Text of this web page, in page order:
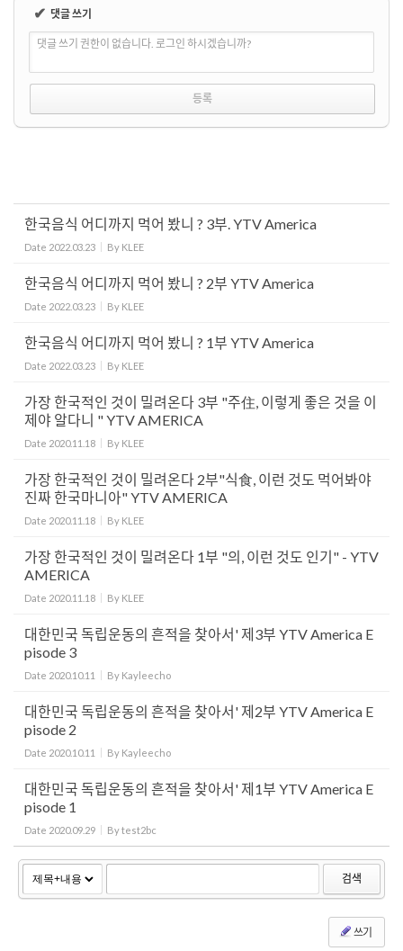
✔ 댓글 쓰기
댓글 쓰기 권한이 없습니다. 로그인 하시겠습니까?
한국음식 어디까지 먹어 봤니 ? 3부. YTV America
Date 2022.03.23 By KLEE
한국음식 어디까지 먹어 봤니 ? 2부 YTV America
Date 2022.03.23 By KLEE
한국음식 어디까지 먹어 봤니 ? 1부 YTV America
Date 2022.03.23 By KLEE
가장 한국적인 것이 밀려온다 3부 "주住, 이렇게 좋은 것을 이
제야 알다니 " YTV AMERICA
Date 2020.11.18 By KLEE
가장 한국적인 것이 밀려온다 2부"식食, 이런 것도 먹어봐야
진짜 한국마니아" YTV AMERICA
Date 2020.11.18 By KLEE
가장 한국적인 것이 밀려온다 1부 "의, 이런 것도 인기" - YTV
AMERICA
Date 2020.11.18 By KLEE
대한민국 독립운동의 흔적을 찾아서' 제3부 YTV America E
pisode 3
Date 2020.10.11 By Kayleecho
대한민국 독립운동의 흔적을 찾아서' 제2부 YTV America E
pisode 2
Date 2020.10.11 By Kayleecho
대한민국 독립운동의 흔적을 찾아서' 제1부 YTV America E
pisode 1
Date 2020.09.29 Bytest2bc
검색
쓰기